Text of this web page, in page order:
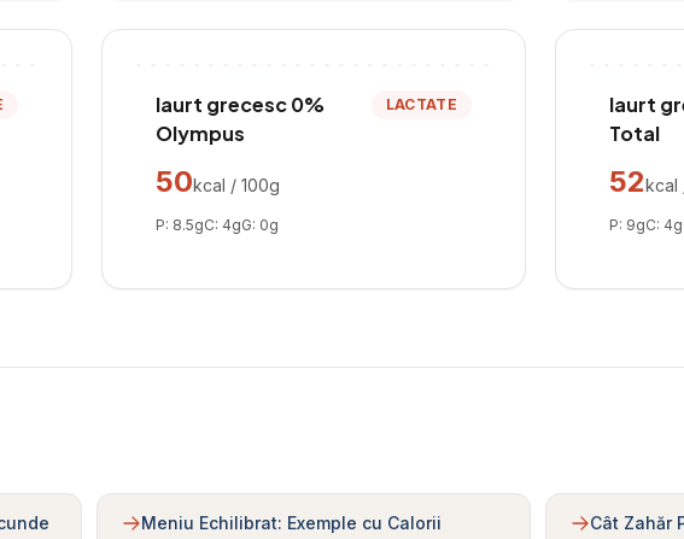
Iaurt grecesc 0%
Olympus
LACTATE
50kcal / 100g
P: 8.5gC: 4gG: 0g
Iaurt
Total
52kcal
P: 9gC: 4g
Meniu Echilibrat: Exemple cu Calorii Cât Zahăr